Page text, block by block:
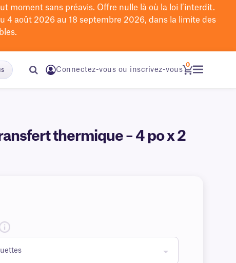
moment sans préavis. Offre nulle là où la loi l’interdit.
4 août 2026 au 18 septembre 2026, dans la limite des
Connectez-vous ou inscrivez-vous
0
thermique – 4 po x 2